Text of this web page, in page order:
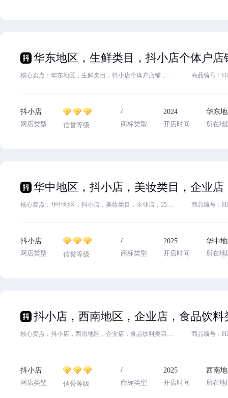
核心卖点：华东地区，生鲜类目，抖小店个体户店铺，金牌3，卖家配合过户，2024年入驻，诚心出售，需要滴滴客服 商品编号：
抖小店
网店类型
信誉等级
/
商标类型
2024
开店时间
华东
所在地
核心卖点：华中地区，抖小店，美妆类目，企业店，25年入驻，主体变更，诚心出售，欢迎咨询 商品编号：
抖小店
网店类型
信誉等级
/
商标类型
2025
开店时间
华中
所在地
核心卖点：抖小店，西南地区，企业店，食品饮料类目，2025年入驻，主体变更，诚心出售，欢迎咨询。 商品编号：
抖小店
网店类型
信誉等级
/
商标类型
2025
开店时间
西南
所在地